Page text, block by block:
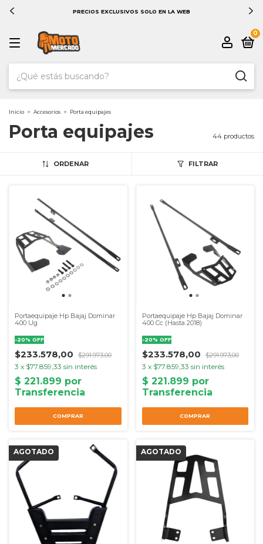
PRECIOS EXCLUSIVOS SOLO EN LA WEB
0
Inicio > Accesorios > Porta equipajes
Porta equipajes 44 productos
ORDENAR FILTRAR
Portaequipaje Hp Bajaj Dominar
400 Ug
-20% OFF
$233.578,00 $291.973,00
3 x $77.859,33 sin interés
Portaequipaje Hp Bajaj Dominar
400 Cc (Hasta 2018)
-20% OFF
$233.578,00 $291.973,00
3 x $77.859,33 sin interés